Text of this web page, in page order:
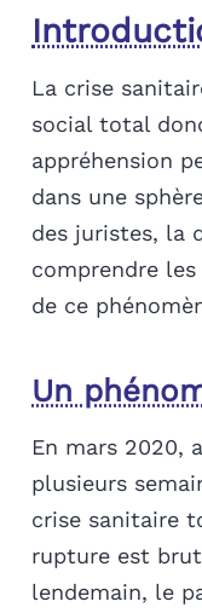
La crise
social total
appréhension
dans une
des juristes, la
comprendre
de ce
Un
En mars 2020,
plusieurs
crise sanitaire
rupture est
lendemain, le